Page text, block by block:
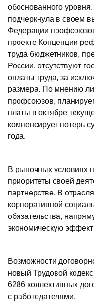
обоснованного
подчеркнула в своем
Федерации
проекте Концепции
труда бюджетников,
России, отсутствуют
оплаты труда, за
размера. По мнению
профсоюзов,
платы в октябре
компенсирует потерь
года.
В рыночных условиях
приоритеты своей
партнерстве. В
корпоративной
обязательства,
экономическую
Возможности
новый Трудовой
6286 коллективных
с работодателями.